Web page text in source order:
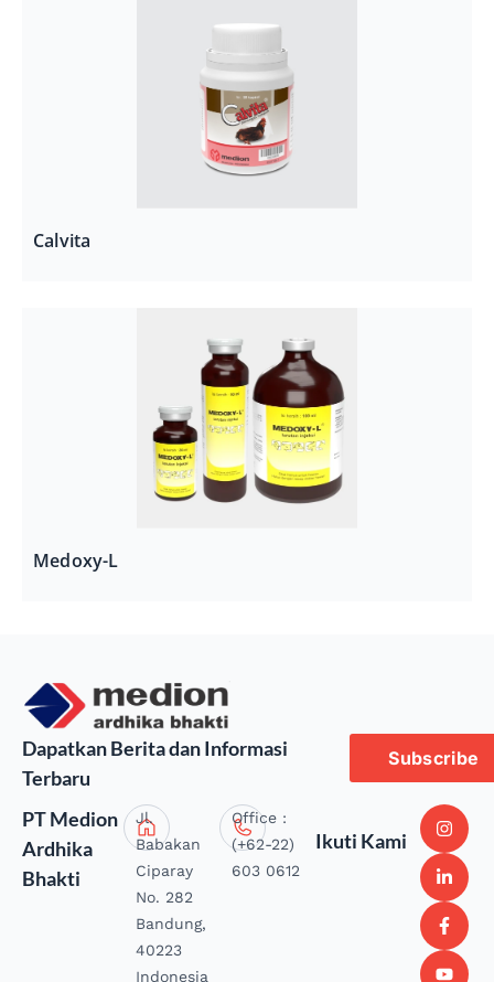
Calvita
Medoxy-L
Dapatkan Berita dan Informasi
Terbaru
Subscribe
PT Medion
Ardhika
Bhakti
Jl.
Babakan
Ciparay
No. 282
Bandung,
40223
Indonesia
Office :
(+62-22)
603 0612
Ikuti Kami